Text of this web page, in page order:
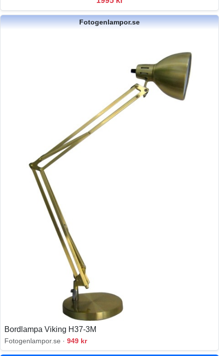
Fotogenlampor.se
Bordlampa Viking H37-3M
Fotogenlampor.se · 949 kr